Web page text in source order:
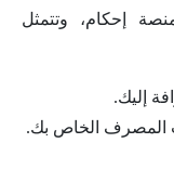
إحكام، وتتمثل
إليك.
المصرف الخاص بك.